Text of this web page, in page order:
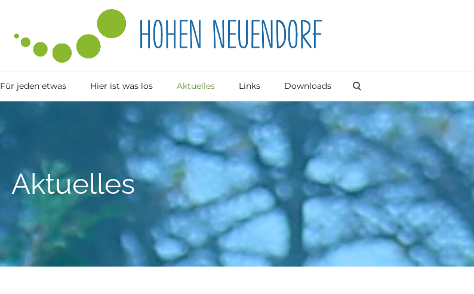
Für jeden etwas Hier ist was los Aktuelles Links Downloads
Aktuelles